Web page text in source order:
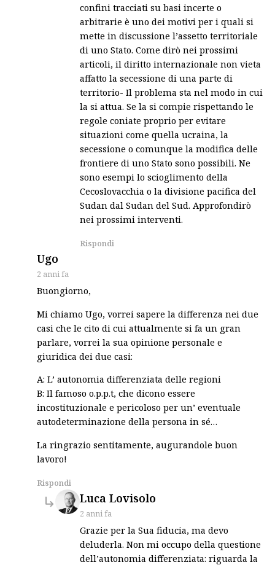
confini tracciati su basi incerte o
arbitrarie è uno dei motivi per i quali si
mette in discussione l’assetto territoriale
di uno Stato. Come dirò nei prossimi
articoli, il diritto internazionale non vieta
affatto la secessione di una parte di
territorio- Il problema sta nel modo in cui
la si attua. Se la si compie rispettando le
regole coniate proprio per evitare
situazioni come quella ucraina, la
secessione o comunque la modifica delle
frontiere di uno Stato sono possibili. Ne
sono esempi lo scioglimento della
Cecoslovacchia o la divisione pacifica del
Sudan dal Sudan del Sud. Approfondirò
nei prossimi interventi.
Rispondi
Ugo
2 anni fa
Buongiorno,
Mi chiamo Ugo, vorrei sapere la differenza nei due
casi che le cito di cui attualmente si fa un gran
parlare, vorrei la sua opinione personale e
giuridica dei due casi:
A: L’ autonomia differenziata delle regioni
B: Il famoso o.p.p.t, che dicono essere
incostituzionale e pericoloso per un’ eventuale
autodeterminazione della persona in sé…
La ringrazio sentitamente, augurandole buon
lavoro!
Rispondi
Luca Lovisolo
2 anni fa
Grazie per la Sua fiducia, ma devo
deluderla. Non mi occupo della questione
dell’autonomia differenziata: riguarda la